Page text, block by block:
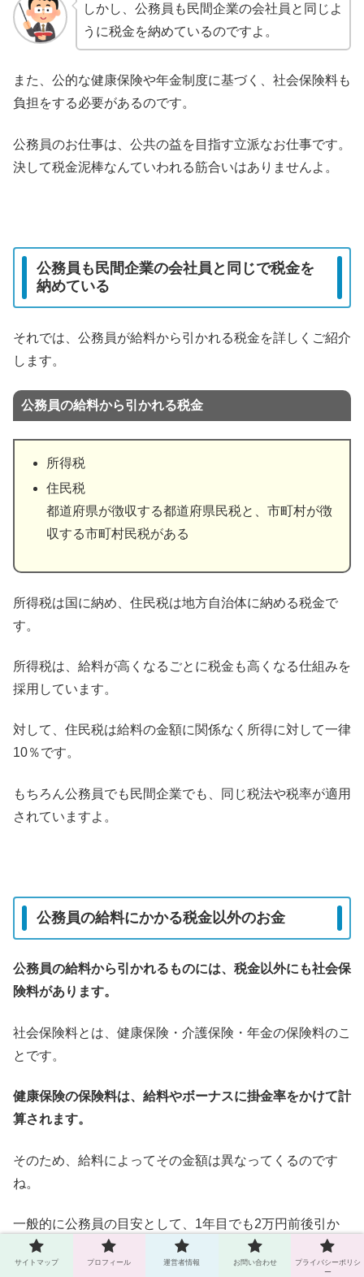
しかし、公務員も民間企業の会社員と同じよ
うに税金を納めているのですよ。
また、公的な健康保険や年金制度に基づく、社会保険料も
負担をする必要があるのです。
公務員のお仕事は、公共の益を目指す立派なお仕事です。
決して税金泥棒なんていわれる筋合いはありませんよ。
公務員も民間企業の会社員と同じで税金を
納めている
それでは、公務員が給料から引かれる税金を詳しくご紹介
します。
公務員の給料から引かれる税金
所得税
住民税
都道府県が徴収する都道府県民税と、市町村が徴
収する市町村民税がある
所得税は国に納め、住民税は地方自治体に納める税金で
す。
所得税は、給料が高くなるごとに税金も高くなる仕組みを
採用しています。
対して、住民税は給料の金額に関係なく所得に対して一律
10％です。
もちろん公務員でも民間企業でも、同じ税法や税率が適用
されていますよ。
公務員の給料にかかる税金以外のお金
公務員の給料から引かれるものには、税金以外にも社会保
険料があります。
社会保険料とは、健康保険・介護保険・年金の保険料のこ
とです。
健康保険の保険料は、給料やボーナスに掛金率をかけて計
算されます。
そのため、給料によってその金額は異なってくるのです
ね。
一般的に公務員の目安として、1年目でも2万円前後引か
れるみたいですよ。
サイトマップ プロフィール 運営者情報 お問い合わせ
プライバシーポリシ
ー